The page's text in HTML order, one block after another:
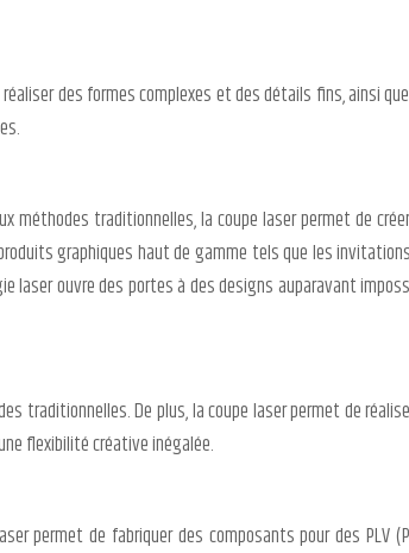
des formes complexes et des détails fins, ainsi
méthodes traditionnelles, la coupe laser permet de
graphiques haut de gamme tels que les
ouvre des portes à des designs auparavant
traditionnelles. De plus, la coupe laser permet de
flexibilité créative inégalée.
permet de fabriquer des composants pour des PLV